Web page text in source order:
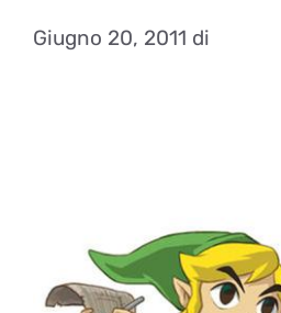
Giugno 20, 2011 di